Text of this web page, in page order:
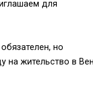
для
но
на жительство в